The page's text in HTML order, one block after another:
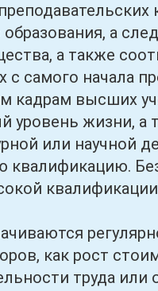
а
а также
с самого начала
кадрам высших
уровень жизни,
или научной
квалификацию.
регулярно
как рост
труда